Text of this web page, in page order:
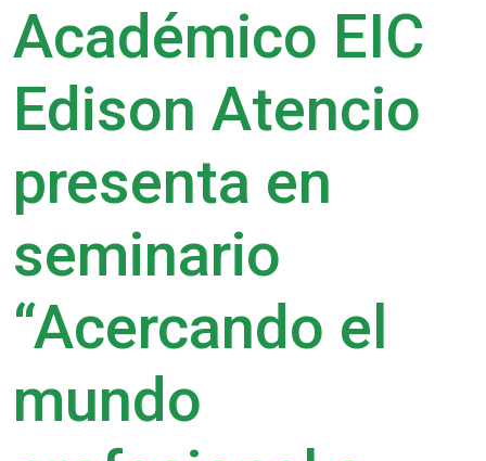
Académico EIC
Edison Atencio
presenta en
seminario
“Acercando el
mundo